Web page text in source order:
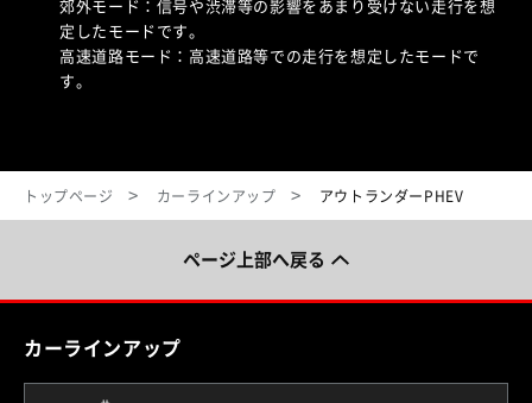
郊外モード：信号や渋滞等の影響をあまり受けない走行を想
定したモードです。
高速道路モード：高速道路等での走行を想定したモードで
す。
トップページ カーラインアップ アウトランダーPHEV
ページ上部へ戻る
カーラインアップ